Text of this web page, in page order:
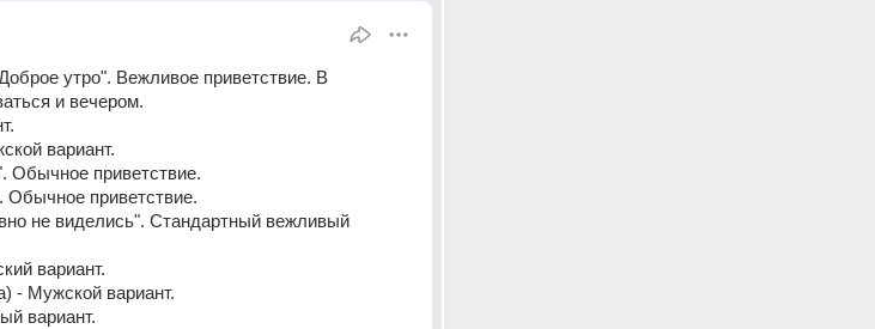
утро". Вежливое приветствие. В
и вечером.
вариант.
Обычное приветствие.
Обычное приветствие.
не виделись". Стандартный вежливый
вариант.
- Мужской вариант.
вариант.